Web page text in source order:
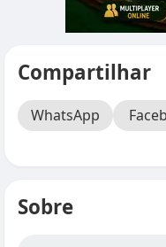
Compartilhar
WhatsApp
Sobre